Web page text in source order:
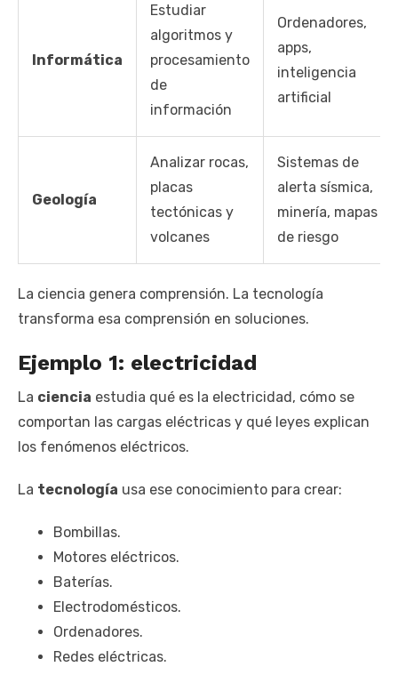
Informática
Estudiar
algoritmos y
procesamiento
de
información
Ordenadores,
apps,
inteligencia
artificial
Geología
Analizar rocas,
placas
tectónicas y
volcanes
Sistemas de
alerta sísmica,
minería, mapas
de riesgo
La ciencia genera comprensión. La tecnología
transforma esa comprensión en soluciones.
Ejemplo 1: electricidad
La ciencia estudia qué es la electricidad, cómo se
comportan las cargas eléctricas y qué leyes explican
los fenómenos eléctricos.
La tecnología usa ese conocimiento para crear:
Bombillas.
Motores eléctricos.
Baterías.
Electrodomésticos.
Ordenadores.
Redes eléctricas.